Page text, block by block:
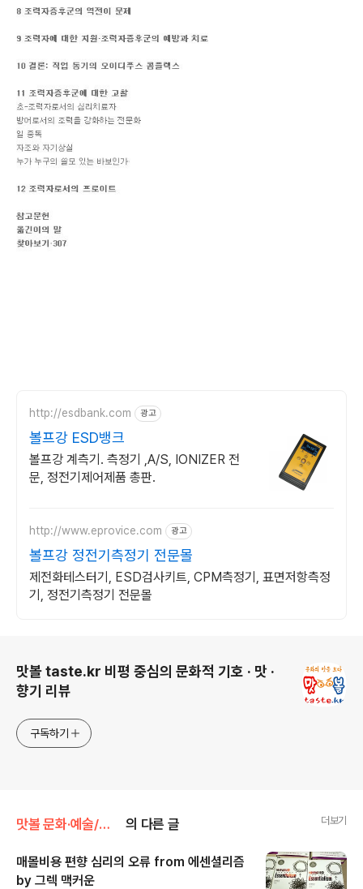
http://esdbank.com 광고
볼프강 ESD뱅크
볼프강 계측기. 측정기 ,A/S, IONIZER 전
문, 정전기제어제품 총판.
http://www.eprovice.com 광고
볼프강 정전기측정기 전문몰
제전화테스터기, ESD검사키트, CPM측정기, 표면저항측정
기, 정전기측정기 전문몰
맛볼 taste.kr 비평 중심의 문화적 기호 · 맛 ·
향기 리뷰
구독하기
맛볼 문화·예술/맛볼 책 의 다른 글 더보기
매몰비용 편향 심리의 오류 from 에센셜리즘
by 그렉 맥커운